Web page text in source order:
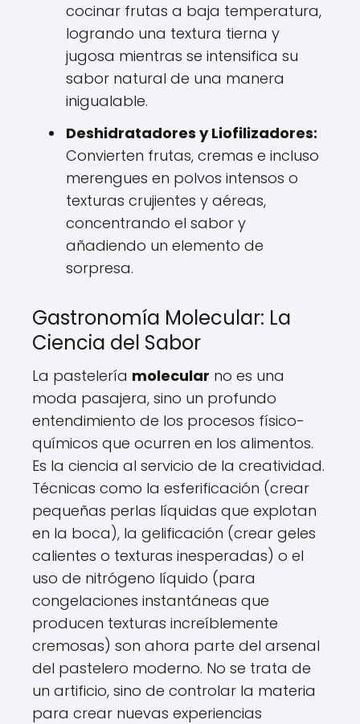
cocinar frutas a baja temperatura,
logrando una textura tierna y
jugosa mientras se intensifica su
sabor natural de una manera
inigualable.
Deshidratadores y Liofilizadores:
Convierten frutas, cremas e incluso
merengues en polvos intensos o
texturas crujientes y aéreas,
concentrando el sabor y
añadiendo un elemento de
sorpresa.
Gastronomía Molecular: La
Ciencia del Sabor
La pastelería molecular no es una
moda pasajera, sino un profundo
entendimiento de los procesos físico-
químicos que ocurren en los alimentos.
Es la ciencia al servicio de la creatividad.
Técnicas como la esferificación (crear
pequeñas perlas líquidas que explotan
en la boca), la gelificación (crear geles
calientes o texturas inesperadas) o el
uso de nitrógeno líquido (para
congelaciones instantáneas que
producen texturas increíblemente
cremosas) son ahora parte del arsenal
del pastelero moderno. No se trata de
un artificio, sino de controlar la materia
para crear nuevas experiencias